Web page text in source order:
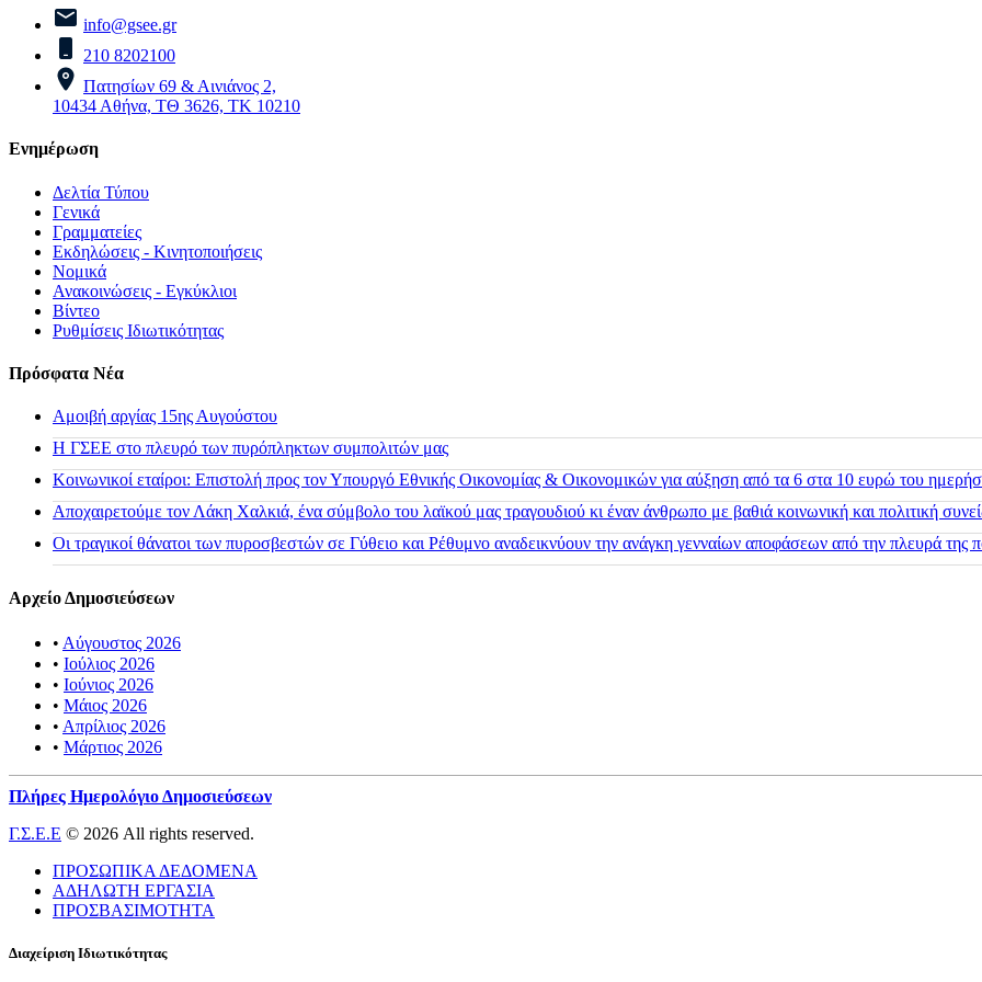
info@gsee.gr
210 8202100
Πατησίων 69 & Αινιάνος 2,
10434 Αθήνα, ΤΘ 3626, ΤΚ 10210
Ενημέρωση
Δελτία Τύπου
Γενικά
Γραμματείες
Εκδηλώσεις - Κινητοποιήσεις
Νομικά
Ανακοινώσεις - Εγκύκλιοι
Βίντεο
Ρυθμίσεις Ιδιωτικότητας
Πρόσφατα Νέα
Αμοιβή αργίας 15ης Αυγούστου
H ΓΣΕΕ στο πλευρό των πυρόπληκτων συμπολιτών μας
Κοινωνικοί εταίροι: Επιστολή προς τον Υπουργό Εθνικής Οικονομίας & Οικονομικών για αύξηση από τα 6 στα 10 ευρώ του
Αποχαιρετούμε τον Λάκη Χαλκιά, ένα σύμβολο του λαϊκού μας τραγουδιού κι έναν άνθρωπο με βαθιά κοινωνική και πολιτική
Οι τραγικοί θάνατοι των πυροσβεστών σε Γύθειο και Ρέθυμνο αναδεικνύουν την ανάγκη γενναίων αποφάσεων από την πλευρά της
Αρχείο Δημοσιεύσεων
• Αύγουστος 2026
• Ιούλιος 2026
• Ιούνιος 2026
• Μάιος 2026
• Απρίλιος 2026
• Μάρτιος 2026
Πλήρες Ημερολόγιο Δημοσιεύσεων
Γ.Σ.Ε.Ε © 2026 All rights reserved.
ΠΡΟΣΩΠΙΚΑ ΔΕΔΟΜΕΝΑ
ΑΔΗΛΩΤΗ ΕΡΓΑΣΙΑ
ΠΡΟΣΒΑΣΙΜΟΤΗΤΑ
Διαχείριση Ιδιωτικότητας